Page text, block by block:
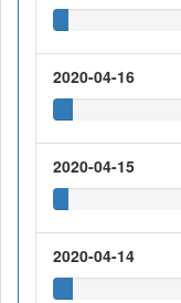
2020-04-16
2020-04-15
2020-04-14